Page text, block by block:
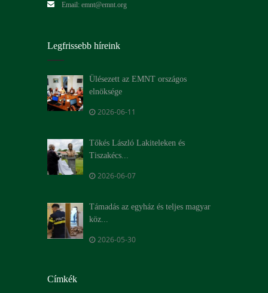
Email: emnt@emnt.org
Legfrissebb híreink
Ülésezett az EMNT országos
elnöksége
2026-06-11
Tőkés László Lakiteleken és
Tiszakécs...
2026-06-07
Támadás az egyház és teljes magyar
köz...
2026-05-30
Címkék